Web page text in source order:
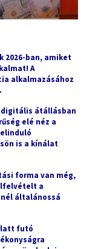
2026-ban, amiket
A
alkalmazásához
digitális átállásban
elé néz a
elinduló
is a kínálat
forma van még,
a
általánossá
futó